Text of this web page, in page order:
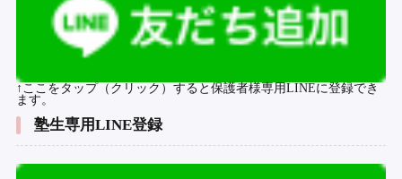
↑ここをタップ（クリック）すると保護者様専用LINEに登録でき
ます。
塾生専用LINE登録